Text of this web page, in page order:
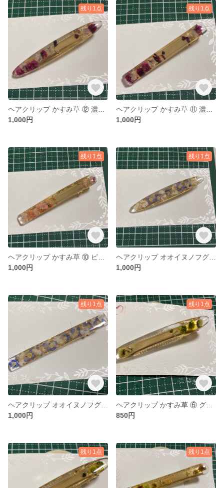
残り1点
1,000円
残り1点
1,000円
残り1点
1,000円
残り1点
1,000円
残り1点
1,000円
残り1点
850円
残り1点 残り1点